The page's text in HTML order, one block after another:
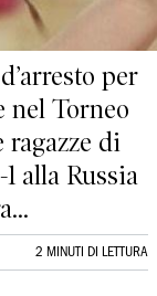
per
nel Torneo
di
alla Russia
2 MINUTI DI LETTURA